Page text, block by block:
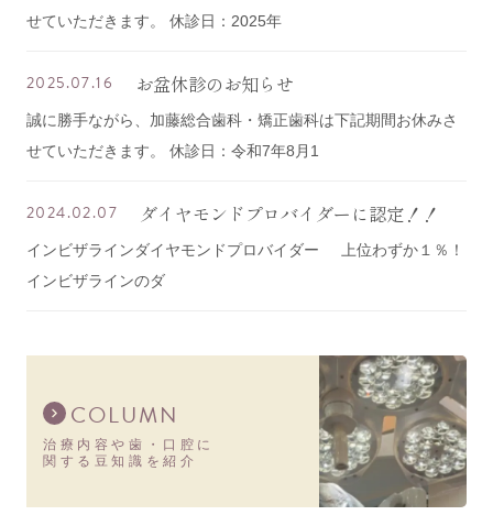
せていただきます。 休診日：2025年
2025.07.16 お盆休診のお知らせ
誠に勝手ながら、加藤総合歯科・矯正歯科は下記期間お休みさ
せていただきます。 休診日：令和7年8月1
2024.02.07 ダイヤモンドプロバイダーに認定！！
インビザラインダイヤモンドプロバイダー 上位わずか１％！
インビザラインのダ
COLUMN
治療内容や歯・口腔に
関する豆知識を紹介